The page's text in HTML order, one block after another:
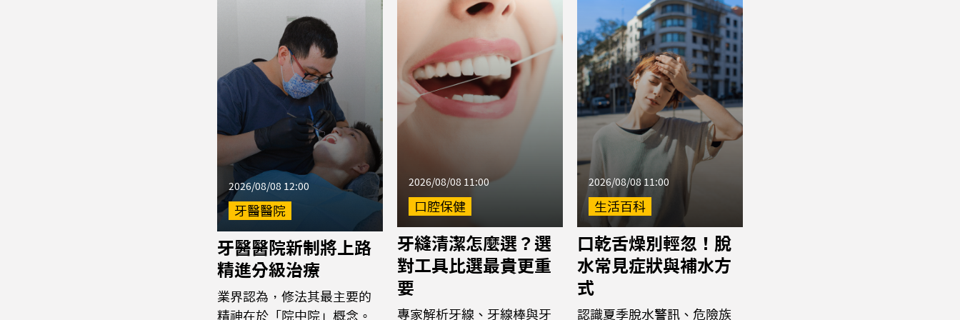
2026/08/08 12:00
牙醫醫院
牙醫醫院新制將上路
精進分級治療
業界認為，修法其最主要的
精神在於「院中院」概念。
2026/08/08 11:00
口腔保健
牙縫清潔怎麼選？選
對工具比選最貴更重
要
專家解析牙線、牙線棒與牙
2026/08/08 11:00
生活百科
口乾舌燥別輕忽！脫
水常見症狀與補水方
式
認識夏季脫水警訊、危險族